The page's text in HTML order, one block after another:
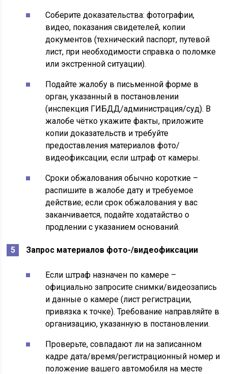
Соберите доказательства: фотографии,
видео, показания свидетелей, копии
документов (технический паспорт, путевой
лист, при необходимости справка о поломке
или экстренной ситуации).
Подайте жалобу в письменной форме в
орган, указанный в постановлении
(инспекция ГИБДД/администрация/суд). В
жалобе чётко укажите факты, приложите
копии доказательств и требуйте
предоставления материалов фото/
видеофиксации, если штраф от камеры.
Сроки обжалования обычно короткие –
распишите в жалобе дату и требуемое
действие; если срок обжалования у вас
заканчивается, подайте ходатайство о
продлении с указанием оснований.
Запрос материалов фото-/видеофиксации
Если штраф назначен по камере –
официально запросите снимки/видеозапись
и данные о камере (лист регистрации,
привязка к точке). Требование направляйте в
организацию, указанную в постановлении.
Проверьте, совпадают ли на записанном
кадре дата/время/регистрационный номер и
положение вашего автомобиля на месте